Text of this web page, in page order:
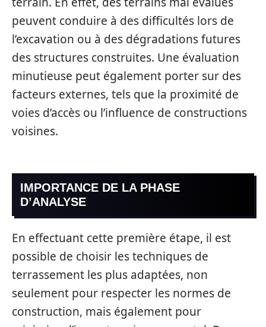
peuvent conduire à des difficultés lors de
l’excavation ou à des dégradations futures
des structures construites. Une évaluation
minutieuse peut également porter sur des
facteurs externes, tels que la proximité de
voies d’accès ou l’influence de constructions
voisines.
IMPORTANCE DE LA PHASE
D’ANALYSE
En effectuant cette première étape, il est
possible de choisir les techniques de
terrassement les plus adaptées, non
seulement pour respecter les normes de
construction, mais également pour